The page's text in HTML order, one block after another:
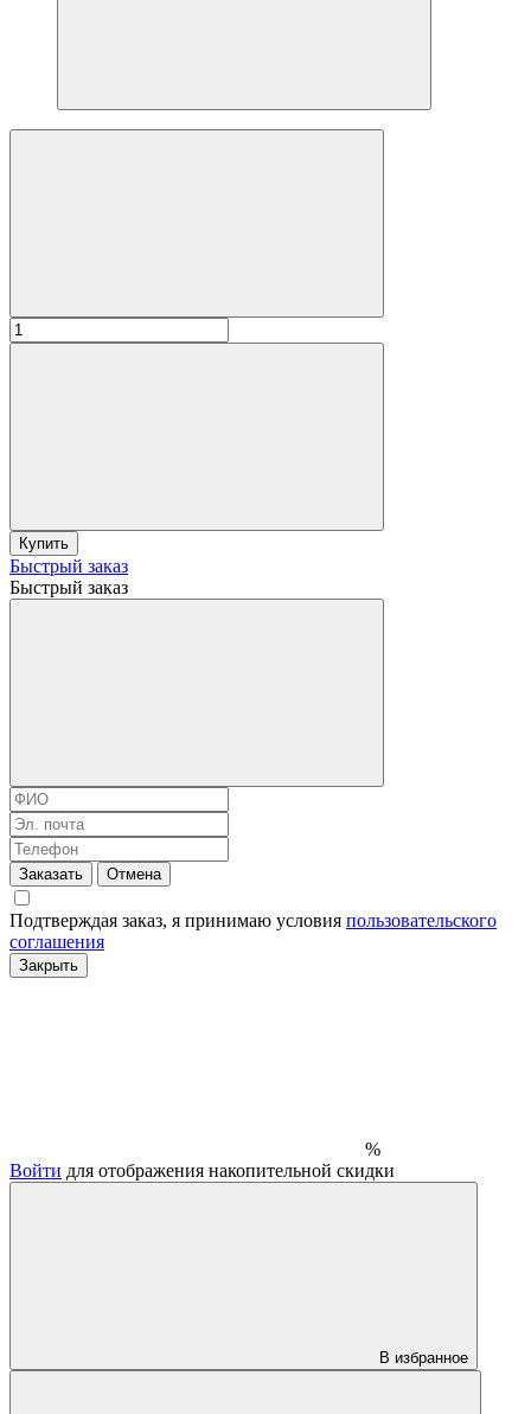
Купить
Быстрый заказ
Быстрый заказ
Заказать Отмена
Подтверждая заказ, я принимаю условия пользовательского
соглашения
Закрыть
%
Войти для отображения накопительной скидки
В избранное